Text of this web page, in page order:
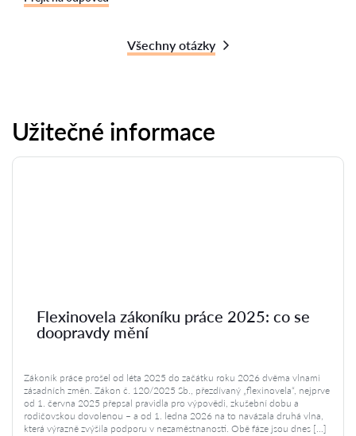
Všechny otázky
Užitečné informace
Flexinovela zákoníku práce 2025: co se
doopravdy mění
Zákoník práce prošel od léta 2025 do začátku roku 2026 dvěma vlnami
zásadních změn. Zákon č. 120/2025 Sb., přezdívaný „flexinovela“, nejprve
od 1. června 2025 přepsal pravidla pro výpovědi, zkušební dobu a
rodičovskou dovolenou – a od 1. ledna 2026 na to navázala druhá vlna,
která výrazně zvýšila podporu v nezaměstnanosti. Obě fáze jsou dnes […]